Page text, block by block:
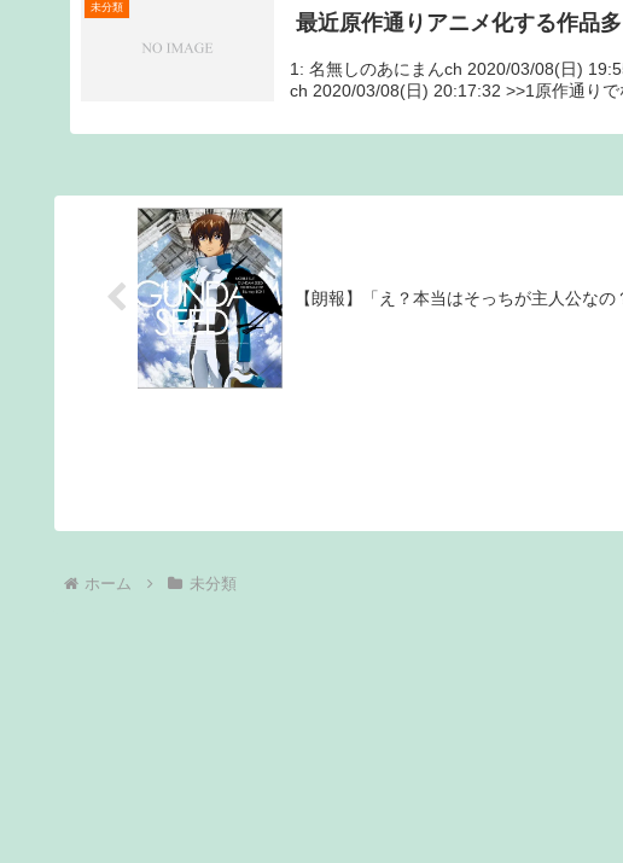
未分類
最近原作通りアニメ化する作品
1: 名無しのあにまんch 2020/03/08(日)
ch 2020/03/08(日) 20:17:32 >>1原作通りで
【朗報】「え？本当はそっちが主人公な
ホーム 未分類